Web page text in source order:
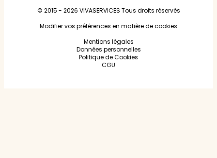
© 2015 - 2026 VIVASERVICES Tous droits réservés
Modifier vos préférences en matière de cookies
Mentions légales
Données personnelles
Politique de Cookies
CGU